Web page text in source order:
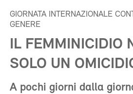
GIORNATA INTERNAZIONALE
GENERE
IL FEMMINICIDIO
SOLO UN
A pochi giorni dalla